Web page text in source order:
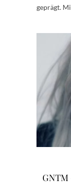
geprägt.